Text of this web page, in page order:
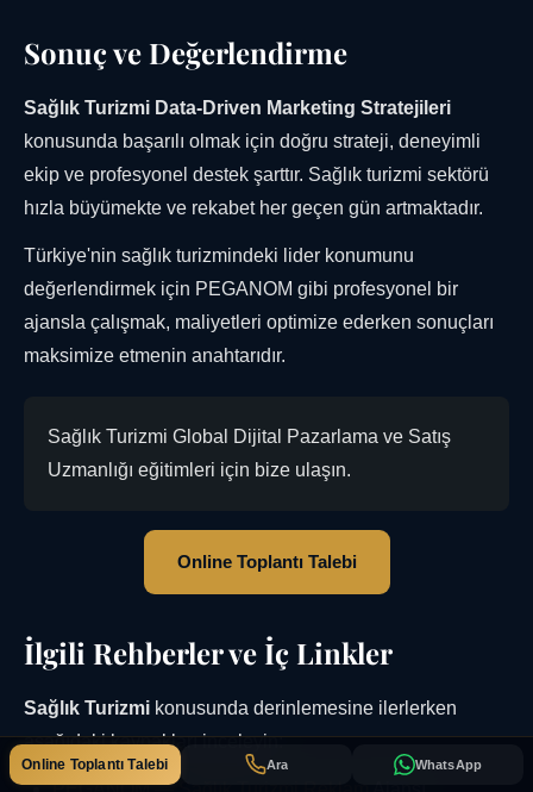
Sonuç ve Değerlendirme
Sağlık Turizmi Data-Driven Marketing Stratejileri
konusunda başarılı olmak için doğru strateji, deneyimli
ekip ve profesyonel destek şarttır. Sağlık turizmi sektörü
hızla büyümekte ve rekabet her geçen gün artmaktadır.
Türkiye'nin sağlık turizmindeki lider konumunu
değerlendirmek için PEGANOM gibi profesyonel bir
ajansla çalışmak, maliyetleri optimize ederken sonuçları
maksimize etmenin anahtarıdır.
Sağlık Turizmi Global Dijital Pazarlama ve Satış
Uzmanlığı eğitimleri için bize ulaşın.
Online Toplantı Talebi
İlgili Rehberler ve İç Linkler
Sağlık Turizmi konusunda derinlemesine ilerlerken
aşağıdaki kaynakları inceleyin:
Ara WhatsApp
Online Toplantı Talebi